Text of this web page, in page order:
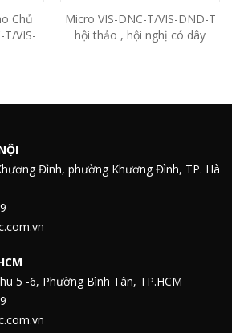
Chủ
T/VIS-
Micro VIS-DNC-T/VIS-DND-T
hội thảo , hội nghị có dây
Đình, phường Khương Đình, TP. Hà
5 -6, Phường Bình Tân, TP.HCM